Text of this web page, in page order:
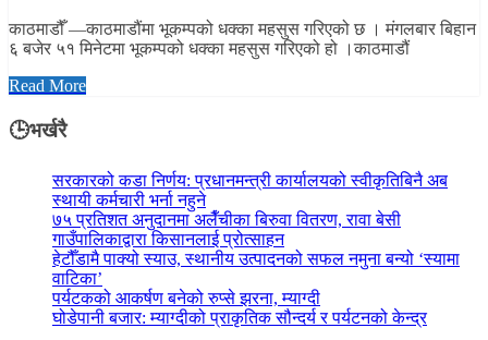
काठमाडौँ —काठमाडौंमा भूकम्पको धक्का महसुस गरिएको छ । मंगलबार बिहान
६ बजेर ५१ मिनेटमा भूकम्पको धक्का महसुस गरिएको हो ।काठमाडौं
Read More
🕒भर्खरै
सरकारको कडा निर्णय: प्रधानमन्त्री कार्यालयको स्वीकृतिबिनै अब
स्थायी कर्मचारी भर्ना नहुने
७५ प्रतिशत अनुदानमा अलैँचीका बिरुवा वितरण, रावा बेसी
गाउँपालिकाद्वारा किसानलाई प्रोत्साहन
हेटौँडामै पाक्यो स्याउ, स्थानीय उत्पादनको सफल नमुना बन्यो ‘स्यामा
वाटिका’
पर्यटकको आकर्षण बनेको रुप्से झरना, म्याग्दी
घोडेपानी बजार: म्याग्दीको प्राकृतिक सौन्दर्य र पर्यटनको केन्द्र